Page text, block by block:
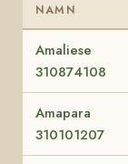
NAMN
Amaliese
310874108
Amapara
310101207